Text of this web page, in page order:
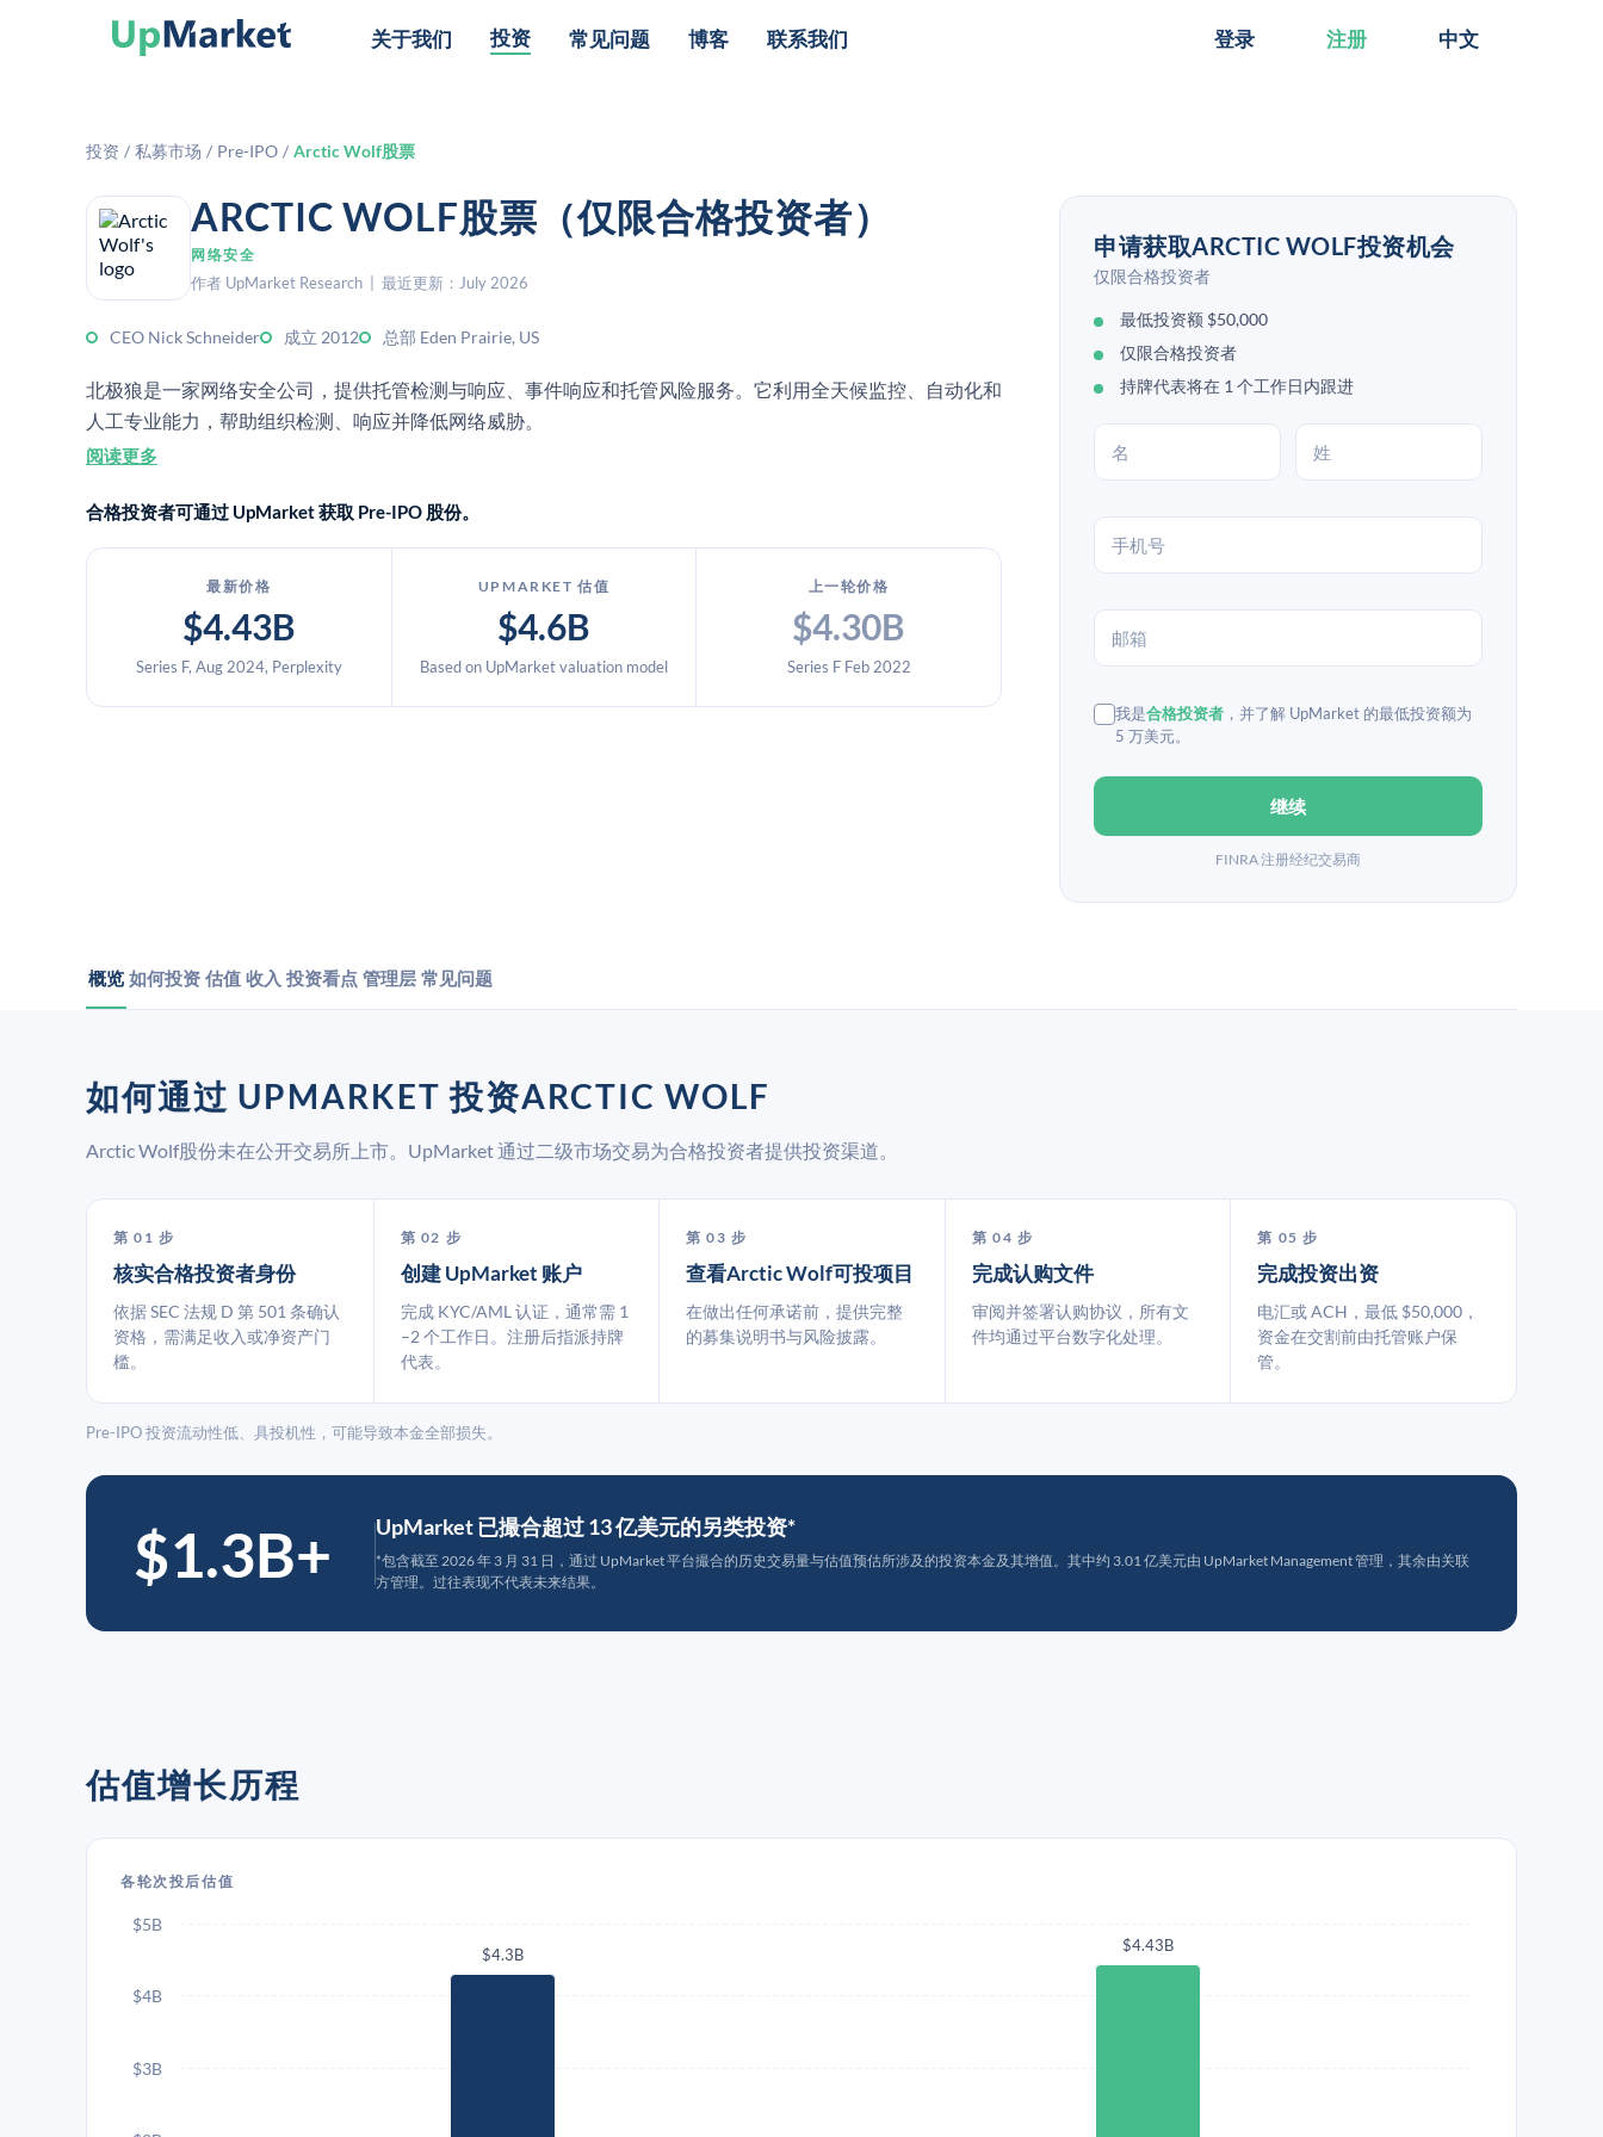
关于我们 投资 常见问题 博客 联系我们 登录 注册 中文
投资 / 私募市场 / Pre-IPO / Arctic Wolf股票
ARCTIC WOLF股票（仅限合格投资者）
网络安全
作者 UpMarket Research | 最近更新：July 2026
CEO Nick Schneider 成立 2012 总部 Eden Prairie, US
北极狼是一家网络安全公司，提供托管检测与响应、事件响应和托管风险服务。它利用全天候监控、自动化和
人工专业能力，帮助组织检测、响应并降低网络威胁。
阅读更多
合格投资者可通过 UpMarket 获取 Pre-IPO 股份。
最新价格
$4.43B
Series F, Aug 2024, Perplexity
UPMARKET 估值
$4.6B
Based on UpMarket valuation model
上一轮价格
$4.30B
Series F Feb 2022
申请获取ARCTIC WOLF投资机会
仅限合格投资者
最低投资额 $50,000
仅限合格投资者
持牌代表将在 1 个工作日内跟进
我是合格投资者 ，并了解 UpMarket 的最低投资额为
5 万美元。
继续
FINRA 注册经纪交易商
概览 如何投资 估值 收入 投资看点 管理层 常见问题
如何通过 UPMARKET 投资ARCTIC WOLF
Arctic Wolf股份未在公开交易所上市。UpMarket 通过二级市场交易为合格投资者提供投资渠道。
第 01 步
核实合格投资者身份
依据 SEC 法规 D 第 501 条确认
资格，需满足收入或净资产门
槛。
第 02 步
创建 UpMarket 账户
完成 KYC/AML 认证，通常需 1
–2 个工作日。注册后指派持牌
代表。
第 03 步
查看Arctic Wolf可投项目
在做出任何承诺前，提供完整
的募集说明书与风险披露。
第 04 步
完成认购文件
审阅并签署认购协议，所有文
件均通过平台数字化处理。
第 05 步
完成投资出资
电汇或 ACH，最低 $50,000，
资金在交割前由托管账户保
管。
Pre-IPO 投资流动性低、具投机性，可能导致本金全部损失。
$1.3B+ UpMarket 已撮合超过 13 亿美元的另类投资*
*包含截至 2026 年 3 月 31 日，通过 UpMarket 平台撮合的历史交易量与估值预估所涉及的投资本金及其增值。其中约 3.01 亿美元由 UpMarket Management 管理，其余由关联
方管理。过往表现不代表未来结果。
估值增长历程
各轮次投后估值
$4.3B $4.43B
$3B
$4B
$5B